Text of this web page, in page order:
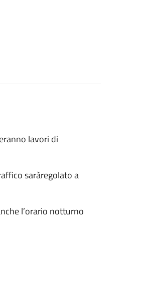
lavori di
saràregolato a
l’orario notturno